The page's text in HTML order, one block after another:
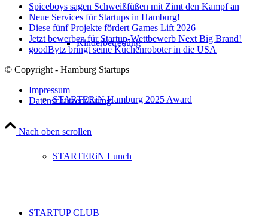
Kinderbetreuung
STARTERiN Hamburg 2025 Award
STARTERiN Lunch
STARTUP CLUB
Spiceboys sagen Schweißfüßen mit Zimt den Kampf an
Neue Services für Startups in Hamburg!
Diese fünf Projekte fördert Games Lift 2026
Jetzt bewerben für Startup-Wettbewerb Next Big Brand!
goodBytz bringt seine Küchenroboter in die USA
© Copyright - Hamburg Startups
Impressum
Datenschutzerklärung
Nach oben scrollen